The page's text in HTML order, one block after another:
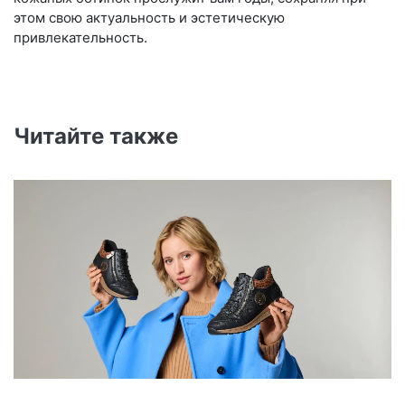
этом свою актуальность и эстетическую
привлекательность.
Читайте также